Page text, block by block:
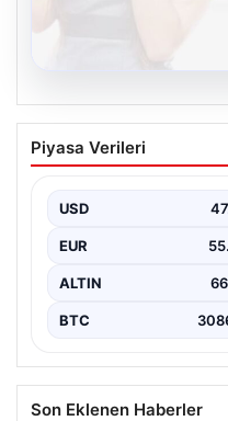
Kelebek sohbet
İletişimin Güvenli
Sanal dünyasında
Güncel olarak…
Piyasa Verileri
USD
EUR
ALTIN
BTC
Son Eklenen Haberler